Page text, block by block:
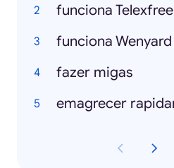
funciona Telexfree
funciona Wenyard
fazer migas